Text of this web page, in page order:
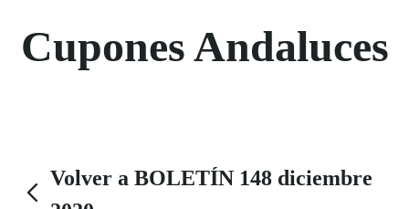
Cupones Andaluces
Volver a BOLETÍN 148 diciembre